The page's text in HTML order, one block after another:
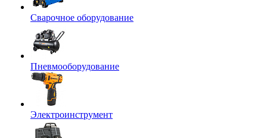
Сварочное оборудование
Пневмооборудование
Электроинструмент